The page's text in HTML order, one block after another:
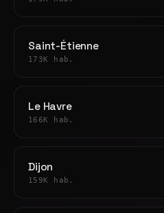
Saint-Étienne
173K hab.
Le Havre
166K hab.
Dijon
159K hab.